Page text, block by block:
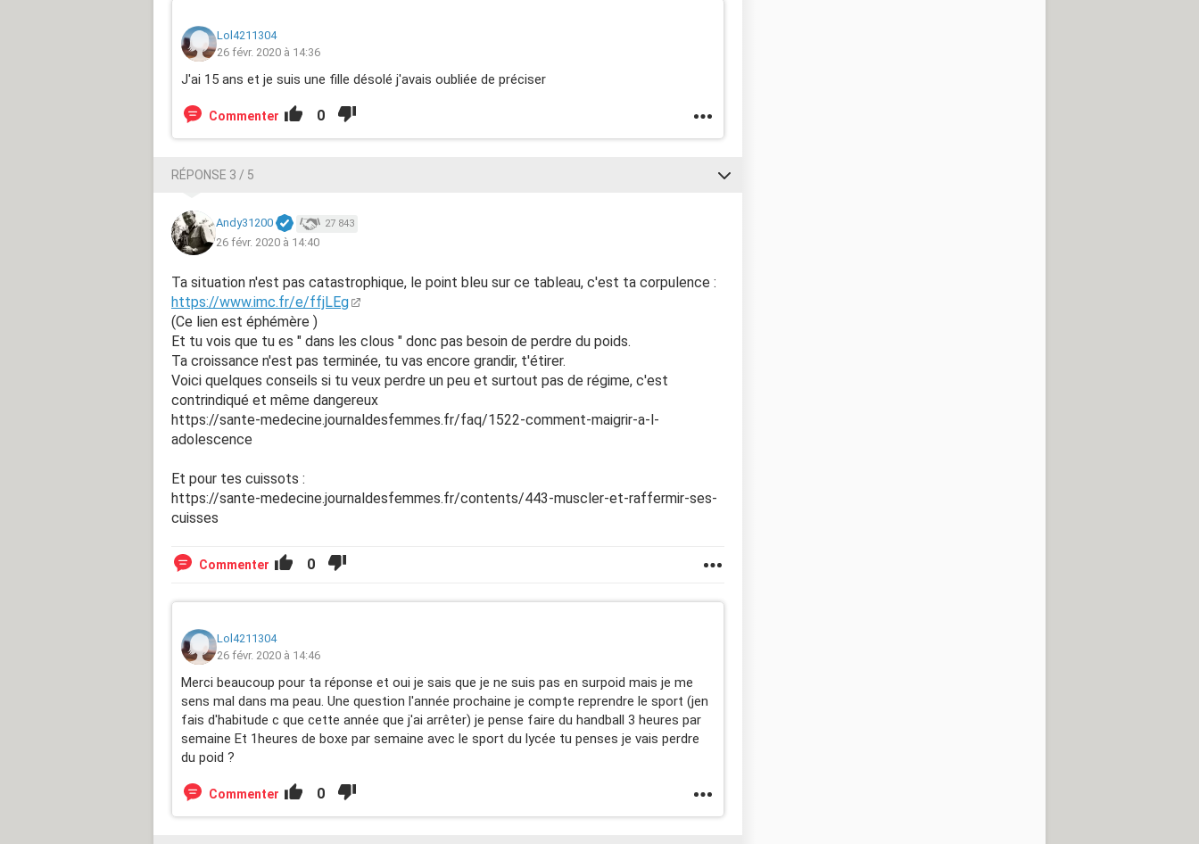
Lol4211304
26 févr. 2020 à 14:36
J'ai 15 ans et je suis une fille désolé j'avais oubliée de préciser
Commenter 0
RÉPONSE 3 / 5
Andy31200 27 843
26 févr. 2020 à 14:40
Ta situation n'est pas catastrophique, le point bleu sur ce tableau, c'est ta corpulence :
https://www.imc.fr/e/ffjLEg
(Ce lien est éphémère )
Et tu vois que tu es " dans les clous " donc pas besoin de perdre du poids.
Ta croissance n'est pas terminée, tu vas encore grandir, t'étirer.
Voici quelques conseils si tu veux perdre un peu et surtout pas de régime, c'est
contrindiqué et même dangereux
https://sante-medecine.journaldesfemmes.fr/faq/1522-comment-maigrir-a-l-
adolescence
Et pour tes cuissots :
https://sante-medecine.journaldesfemmes.fr/contents/443-muscler-et-raffermir-ses-
cuisses
Commenter 0
Lol4211304
26 févr. 2020 à 14:46
Merci beaucoup pour ta réponse et oui je sais que je ne suis pas en surpoid mais je me
sens mal dans ma peau. Une question l'année prochaine je compte reprendre le sport (jen
fais d'habitude c que cette année que j'ai arrêter) je pense faire du handball 3 heures par
semaine Et 1heures de boxe par semaine avec le sport du lycée tu penses je vais perdre
du poid ?
Commenter 0